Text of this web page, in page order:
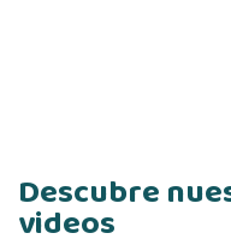
Descubre
videos